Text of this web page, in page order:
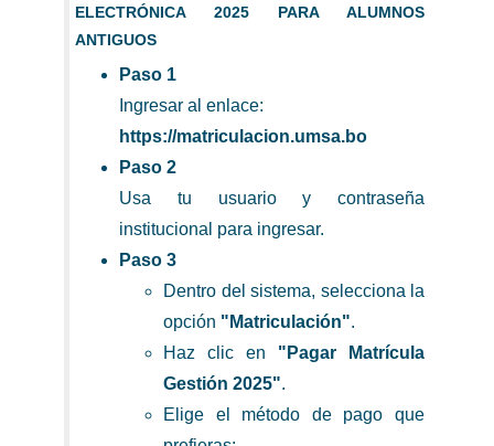
ELECTRÓNICA 2025 PARA ALUMNOS
ANTIGUOS
Paso 1
Ingresar al enlace:
https://matriculacion.umsa.bo
Paso 2
Usa tu usuario y contraseña
institucional para ingresar.
Paso 3
Dentro del sistema, selecciona la
opción "Matriculación".
Haz clic en "Pagar Matrícula
Gestión 2025".
Elige el método de pago que